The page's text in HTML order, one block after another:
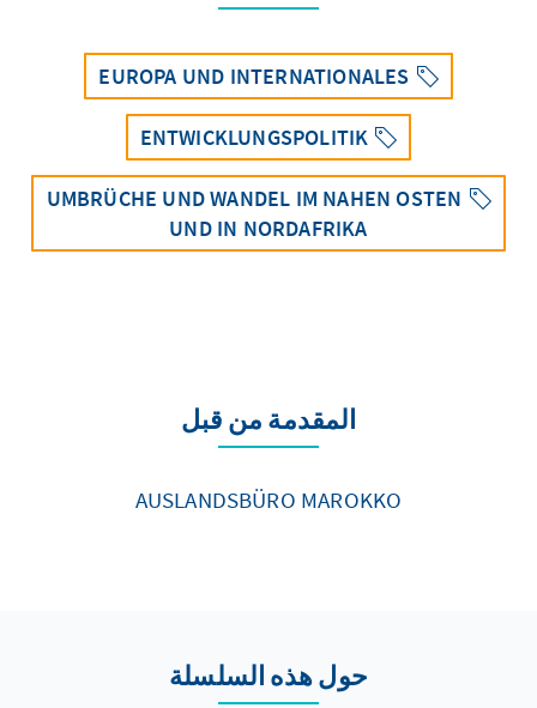
EUROPA UND INTERNATIONALES
ENTWICKLUNGSPOLITIK
UMBRÜCHE UND WANDEL IM NAHEN OSTEN
UND IN NORDAFRIKA
المقدمة من قبل
AUSLANDSBÜRO MAROKKO
حول هذه السلسلة